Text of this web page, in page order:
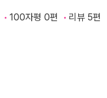
100자평 0편 리뷰 5편